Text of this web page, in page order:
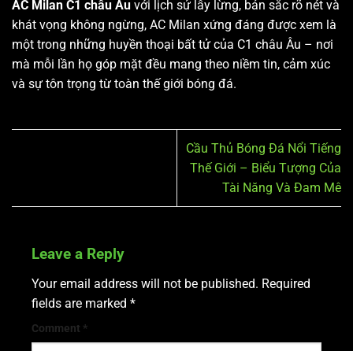
AC Milan C1 châu Âu với lịch sử lẫy lừng, bản sắc rõ nét và
khát vọng không ngừng, AC Milan xứng đáng được xem là
một trong những huyền thoại bất tử của C1 châu Âu – nơi
mà mỗi lần họ góp mặt đều mang theo niềm tin, cảm xúc
và sự tôn trọng từ toàn thế giới bóng đá.
Cầu Thủ Bóng Đá Nổi Tiếng
Thế Giới – Biểu Tượng Của
Tài Năng Và Đam Mê
Leave a Reply
Your email address will not be published. Required
fields are marked *
Comment *